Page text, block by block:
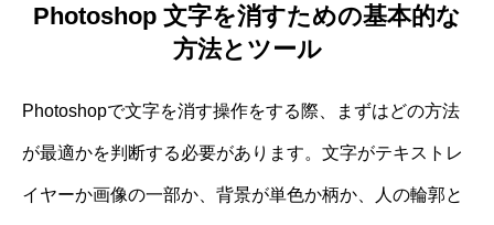
Photoshop 文字を消すための基本的な
方法とツール
Photoshopで文字を消す操作をする際、まずはどの方法
が最適かを判断する必要があります。文字がテキストレ
イヤーか画像の一部か、背景が単色か柄か、人の輪郭と